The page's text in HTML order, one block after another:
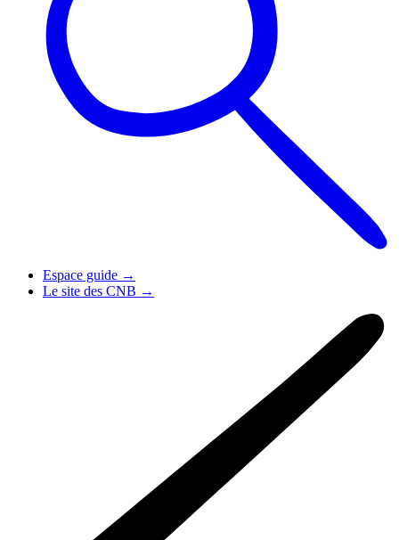
Espace guide →
Le site des CNB →